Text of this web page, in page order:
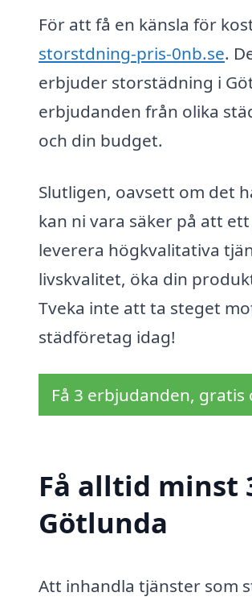
För att få en känsla för
storstdning-pris-0nb.se.
erbjuder storstädning i
erbjudanden från olika
och din budget.
Slutligen, oavsett om det
kan ni vara säker på att
leverera högkvalitativa
livskvalitet, öka din
Tveka inte att ta steget
städföretag idag!
Få 3 erbjudanden,
Få alltid minst
Götlunda
Att inhandla tjänster som